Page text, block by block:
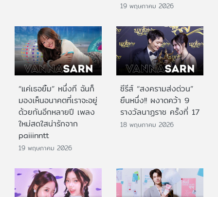
19 พฤษภาคม 2026
“แค่เธอยิ้ม” หนึ่งที ฉันก็
มองเห็นอนาคตที่เราจะอยู่
ด้วยกันอีกหลายปี เพลง
ใหม่สดใสน่ารักจาก
paiiinntt
19 พฤษภาคม 2026
ซีรีส์ “สงครามส่งด่วน”
ยืนหนึ่ง!! ผงาดคว้า 9
รางวัลนาฏราช ครั้งที่ 17
18 พฤษภาคม 2026